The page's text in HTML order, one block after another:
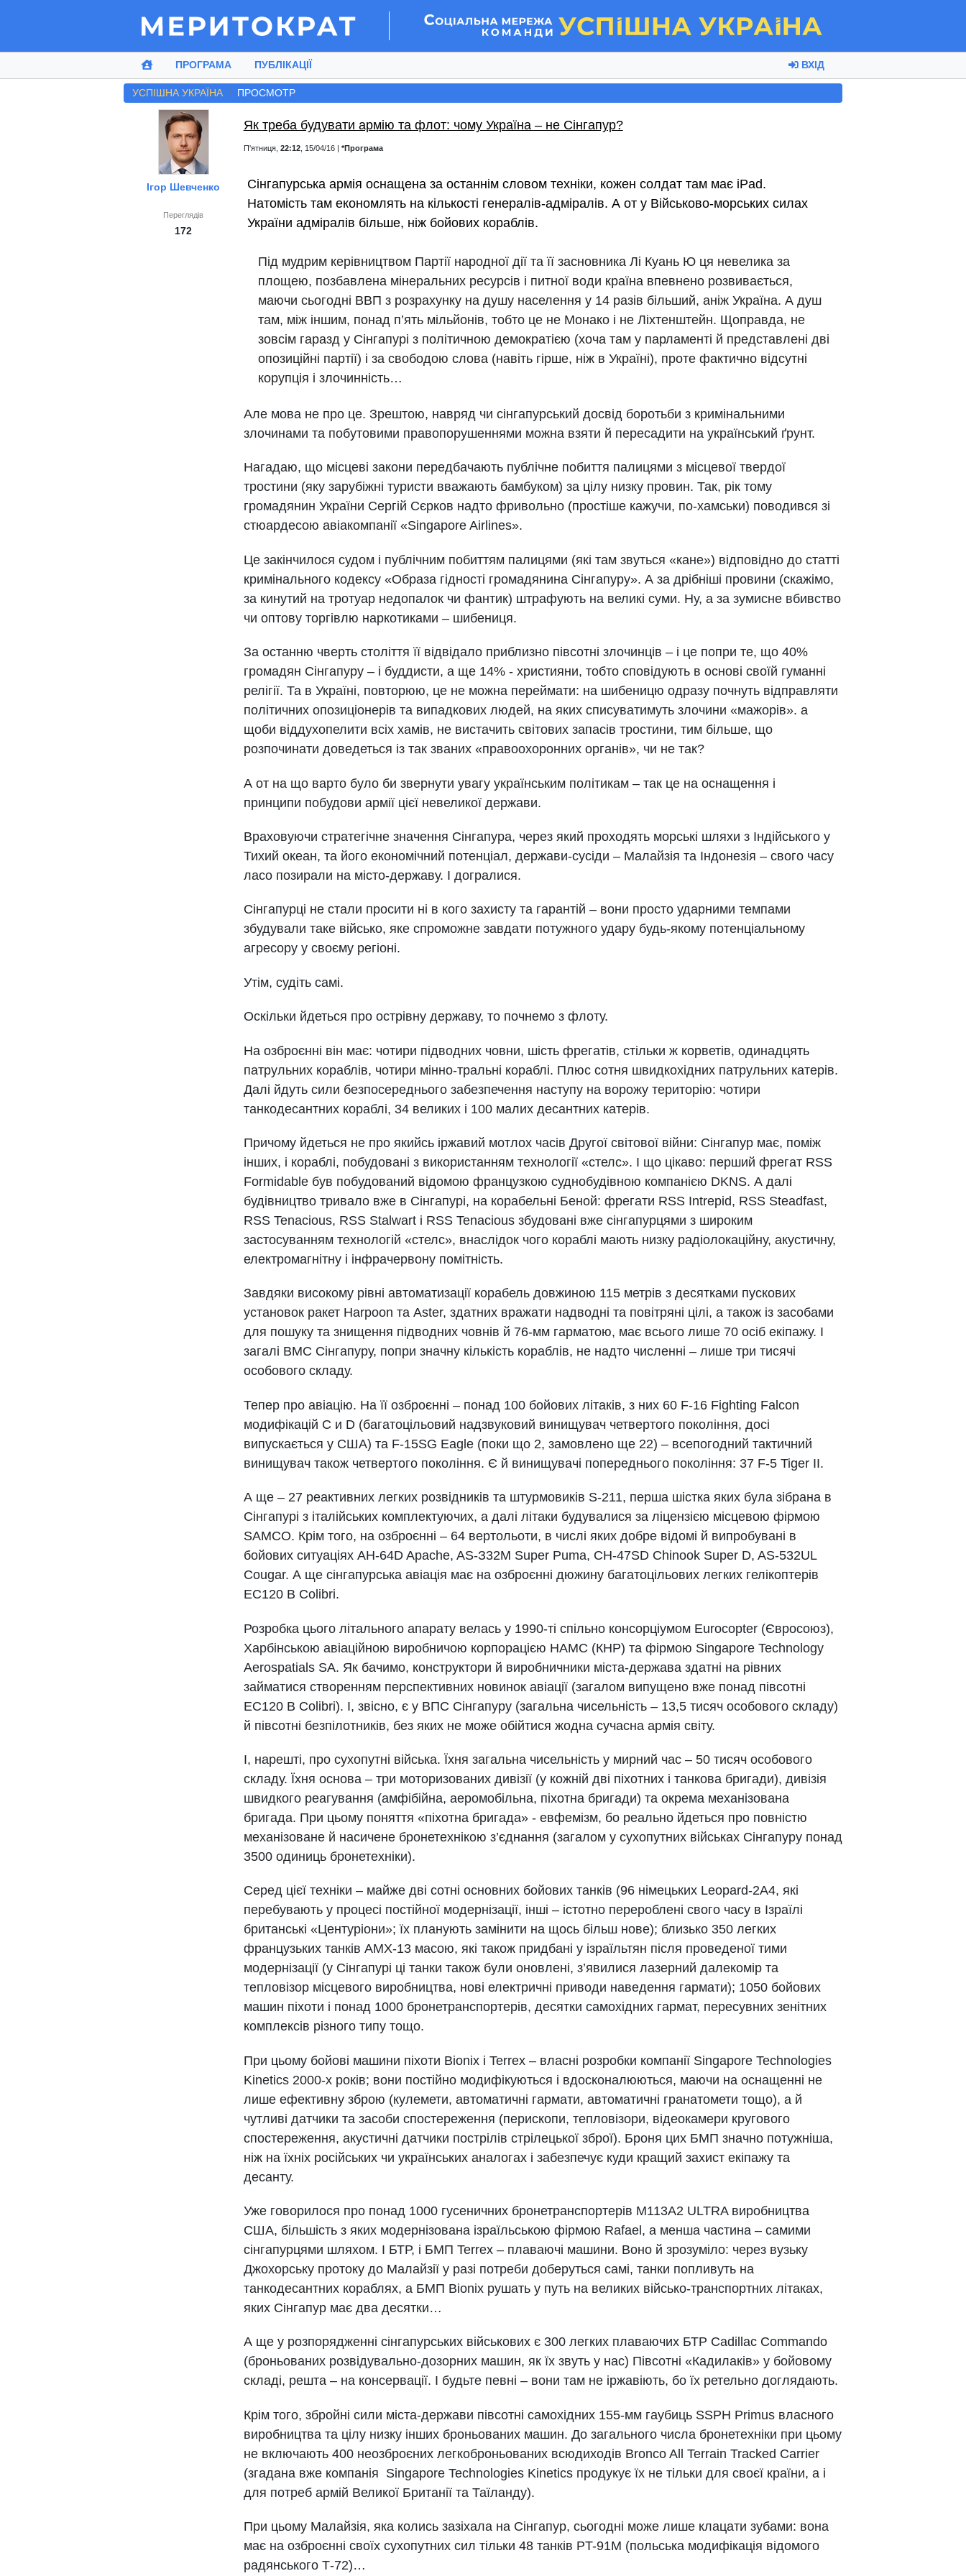
ПРОГРАМА ПУБЛІКАЦІЇ ВХІД
УСПІШНА УКРАЇНА ПРОСМОТР
Ігор Шевченко
Переглядів
172
Як треба будувати армію та флот: чому Україна – не Сінгапур?
П'ятниця, 22:12, 15/04/16 | *Програма
Сінгапурська армія оснащена за останнім словом техніки, кожен солдат там має iPad.
Натомість там економлять на кількості генералів-адміралів. А от у Військово-морських силах
України адміралів більше, ніж бойових кораблів.
Під мудрим керівництвом Партії народної дії та її засновника Лі Куань Ю ця невелика за
площею, позбавлена мінеральних ресурсів і питної води країна впевнено розвивається,
маючи сьогодні ВВП з розрахунку на душу населення у 14 разів більший, аніж Україна. А душ
там, між іншим, понад п’ять мільйонів, тобто це не Монако і не Ліхтенштейн. Щоправда, не
зовсім гаразд у Сінгапурі з політичною демократією (хоча там у парламенті й представлені дві
опозиційні партії) і за свободою слова (навіть гірше, ніж в Україні), проте фактично відсутні
корупція і злочинність…
Але мова не про це. Зрештою, навряд чи сінгапурський досвід боротьби з кримінальними
злочинами та побутовими правопорушеннями можна взяти й пересадити на український ґрунт.
Нагадаю, що місцеві закони передбачають публічне побиття палицями з місцевої твердої
тростини (яку зарубіжні туристи вважають бамбуком) за цілу низку провин. Так, рік тому
громадянин України Сергій Сєрков надто фривольно (простіше кажучи, по-хамськи) поводився зі
стюардесою авіакомпанії «Singapore Airlines».
Це закінчилося судом і публічним побиттям палицями (які там звуться «кане») відповідно до статті
кримінального кодексу «Образа гідності громадянина Сінгапуру». А за дрібніші провини (скажімо,
за кинутий на тротуар недопалок чи фантик) штрафують на великі суми. Ну, а за зумисне вбивство
чи оптову торгівлю наркотиками – шибениця.
За останню чверть століття її відвідало приблизно півсотні злочинців – і це попри те, що 40%
громадян Сінгапуру – і буддисти, а ще 14% - християни, тобто сповідують в основі своїй гуманні
релігії. Та в Україні, повторюю, це не можна переймати: на шибеницю одразу почнуть відправляти
політичних опозиціонерів та випадкових людей, на яких списуватимуть злочини «мажорів». а
щоби віддухопелити всіх хамів, не вистачить світових запасів тростини, тим більше, що
розпочинати доведеться із так званих «правоохоронних органів», чи не так?
А от на що варто було би звернути увагу українським політикам – так це на оснащення і
принципи побудови армії цієї невеликої держави.
Враховуючи стратегічне значення Сінгапура, через який проходять морські шляхи з Індійського у
Тихий океан, та його економічний потенціал, держави-сусіди – Малайзія та Індонезія – свого часу
ласо позирали на місто-державу. І догралися.
Сінгапурці не стали просити ні в кого захисту та гарантій – вони просто ударними темпами
збудували таке військо, яке спроможне завдати потужного удару будь-якому потенціальному
агресору у своєму регіоні.
Утім, судіть самі.
Оскільки йдеться про острівну державу, то почнемо з флоту.
На озброєнні він має: чотири підводних човни, шість фрегатів, стільки ж корветів, одинадцять
патрульних кораблів, чотири мінно-тральні кораблі. Плюс сотня швидкохідних патрульних катерів.
Далі йдуть сили безпосереднього забезпечення наступу на ворожу територію: чотири
танкодесантних кораблі, 34 великих і 100 малих десантних катерів.
Причому йдеться не про якийсь іржавий мотлох часів Другої світової війни: Сінгапур має, поміж
інших, і кораблі, побудовані з використанням технології «стелс». І що цікаво: перший фрегат RSS
Formidable був побудований відомою французкою суднобудівною компанією DKNS. А далі
будівництво тривало вже в Сінгапурі, на корабельні Беной: фрегати RSS Intrepid, RSS Steadfast,
RSS Tenacious, RSS Stalwart і RSS Tenacious збудовані вже сінгапурцями з широким
застосуванням технологій «стелс», внаслідок чого кораблі мають низку радіолокаційну, акустичну,
електромагнітну і інфрачервону помітність.
Завдяки високому рівні автоматизації корабель довжиною 115 метрів з десятками пускових
установок ракет Harpoon та Aster, здатних вражати надводні та повітряні цілі, а також із засобами
для пошуку та знищення підводних човнів й 76-мм гарматою, має всього лише 70 осіб екіпажу. І
загалі ВМС Сінгапуру, попри значну кількість кораблів, не надто численні – лише три тисячі
особового складу.
Тепер про авіацію. На її озброєнні – понад 100 бойових літаків, з них 60 F-16 Fighting Falcon
модифікацій С и D (багатоцільовий надзвуковий винищувач четвертого покоління, досі
випускається у США) та F-15SG Eagle (поки що 2, замовлено ще 22) – всепогодний тактичний
винищувач також четвертого покоління. Є й винищувачі попереднього покоління: 37 F-5 Tiger II.
А ще – 27 реактивних легких розвідників та штурмовиків S-211, перша шістка яких була зібрана в
Сінгапурі з італійських комплектуючих, а далі літаки будувалися за ліцензією місцевою фірмою
SAMCO. Крім того, на озброєнні – 64 вертольоти, в числі яких добре відомі й випробувані в
бойових ситуаціях AН-64D Apache, AS-З32М Super Puma, СН-47SD Chinook Super D, AS-532UL
Cougar. А ще сінгапурська авіація має на озброєнні дюжину багатоцільових легких гелікоптерів
EC120 В Colibri.
Розробка цього літального апарату велась у 1990-ті спільно консорціумом Eurocopter (Євросоюз),
Харбінською авіаційною виробничою корпорацією НAMC (КНР) та фірмою Singapore Technology
Aerospatials SA. Як бачимо, конструктори й виробничники міста-держава здатні на рівних
займатися створенням перспективних новинок авіації (загалом випущено вже понад півсотні
EC120 В Colibri). І, звісно, є у ВПС Сінгапуру (загальна чисельність – 13,5 тисяч особового складу)
й півсотні безпілотників, без яких не може обійтися жодна сучасна армія світу.
І, нарешті, про сухопутні війська. Їхня загальна чисельність у мирний час – 50 тисяч особового
складу. Їхня основа – три моторизованих дивізії (у кожній дві піхотних і танкова бригади), дивізія
швидкого реагування (амфібійна, аеромобільна, піхотна бригади) та окрема механізована
бригада. При цьому поняття «піхотна бригада» - евфемізм, бо реально йдеться про повністю
механізоване й насичене бронетехнікою з’єднання (загалом у сухопутних військах Сінгапуру понад
3500 одиниць бронетехніки).
Серед цієї техніки – майже дві сотні основних бойових танків (96 німецьких Leopard-2А4, які
перебувають у процесі постійної модернізації, інші – істотно перероблені свого часу в Ізраїлі
британські «Центуріони»; їх планують замінити на щось більш нове); близько 350 легких
французьких танків AMX-13 масою, які також придбані у ізраїльтян після проведеної тими
модернізації (у Сінгапурі ці танки також були оновлені, з’явилися лазерний далекомір та
тепловізор місцевого виробництва, нові електричні приводи наведення гармати); 1050 бойових
машин піхоти і понад 1000 бронетранспортерів, десятки самохідних гармат, пересувних зенітних
комплексів різного типу тощо.
При цьому бойові машини піхоти Bionix і Terrex – власні розробки компанії Singapore Technologies
Kinetics 2000-х років; вони постійно модифікуються і вдосконалюються, маючи на оснащенні не
лише ефективну зброю (кулемети, автоматичні гармати, автоматичні гранатомети тощо), а й
чутливі датчики та засоби спостереження (перископи, тепловізори, відеокамери кругового
спостереження, акустичні датчики пострілів стрілецької зброї). Броня цих БМП значно потужніша,
ніж на їхніх російських чи українських аналогах і забезпечує куди кращий захист екіпажу та
десанту.
Уже говорилося про понад 1000 гусеничних бронетранспортерів М113А2 ULTRA виробництва
США, більшість з яких модернізована ізраїльською фірмою Rafael, а менша частина – самими
сінгапурцями шляхом. І БТР, і БМП Terrex – плаваючі машини. Воно й зрозуміло: через вузьку
Джохорську протоку до Малайзії у разі потреби доберуться самі, танки попливуть на
танкодесантних кораблях, а БМП Bionix рушать у путь на великих військо-транспортних літаках,
яких Сінгапур має два десятки…
А ще у розпорядженні сінгапурських військових є 300 легких плаваючих БТР Cadillac Commando
(броньованих розвідувально-дозорних машин, як їх звуть у нас) Півсотні «Кадилаків» у бойовому
складі, решта – на консервації. І будьте певні – вони там не іржавіють, бо їх ретельно доглядають.
Крім того, збройні сили міста-держави півсотні самохідних 155-мм гаубиць SSPH Primus власного
виробництва та цілу низку інших броньованих машин. До загального числа бронетехніки при цьому
не включають 400 неозброєних легкоброньованих всюдиходів Bronco All Terrain Tracked Carrier
(згадана вже компанія Singapore Technologies Kinetics продукує їх не тільки для своєї країни, а і
для потреб армій Великої Британії та Таїланду).
При цьому Малайзія, яка колись зазіхала на Сінгапур, сьогодні може лише клацати зубами: вона
має на озброєнні своїх сухопутних сил тільки 48 танків PT-91M (польська модифікація відомого
радянського Т-72)…